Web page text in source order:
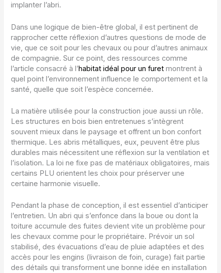
implanter l’abri.
Dans une logique de bien-être global, il est pertinent de
rapprocher cette réflexion d’autres questions de mode de
vie, que ce soit pour les chevaux ou pour d’autres animaux
de compagnie. Sur ce point, des ressources comme
l’article consacré à l’habitat idéal pour un furet montrent à
quel point l’environnement influence le comportement et la
santé, quelle que soit l’espèce concernée.
La matière utilisée pour la construction joue aussi un rôle.
Les structures en bois bien entretenues s’intègrent
souvent mieux dans le paysage et offrent un bon confort
thermique. Les abris métalliques, eux, peuvent être plus
durables mais nécessitent une réflexion sur la ventilation et
l’isolation. La loi ne fixe pas de matériaux obligatoires, mais
certains PLU orientent les choix pour préserver une
certaine harmonie visuelle.
Pendant la phase de conception, il est essentiel d’anticiper
l’entretien. Un abri qui s’enfonce dans la boue ou dont la
toiture accumule des fuites devient vite un problème pour
les chevaux comme pour le propriétaire. Prévoir un sol
stabilisé, des évacuations d’eau de pluie adaptées et des
accès pour les engins (livraison de foin, curage) fait partie
des détails qui transforment une bonne idée en installation